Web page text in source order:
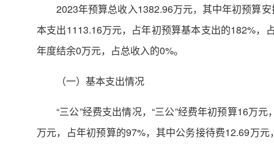
2023年预算总收入1382.96万元，其中年初预算
本支出1113.16万元，占年初预算基本支出的182%，
年度结余0万元，占总收入的0%。
（一）基本支出情况
“三公”经费支出情况，“三公”经费年初预算16万
万元，占年初预算的97%，其中公务接待费12.69万